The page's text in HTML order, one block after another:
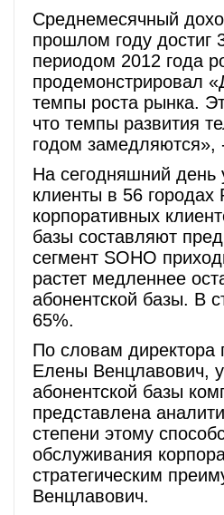
Среднемесячный
прошлом году достиг
периодом 2012 года
продемонстрировал
темпы роста рынка.
что темпы развития
годом
На сегодняшний день
клиенты в 56 городах
корпоративных
базы составляют
сегмент SOHO
растет медленнее
абонентской базы. В
65%.
По словам директора
Елены Венцлавович,
абонентской базы
представлена
степени этому
обслуживания
стратегическим
Венцлавович.